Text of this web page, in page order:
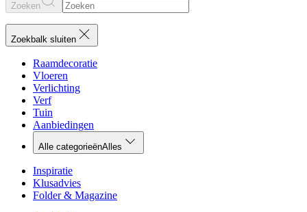
Zoeken
Zoekbalk sluiten
Raamdecoratie
Vloeren
Verlichting
Verf
Tuin
Aanbiedingen
Alle categorieënAlles
Inspiratie
Klusadvies
Folder & Magazine